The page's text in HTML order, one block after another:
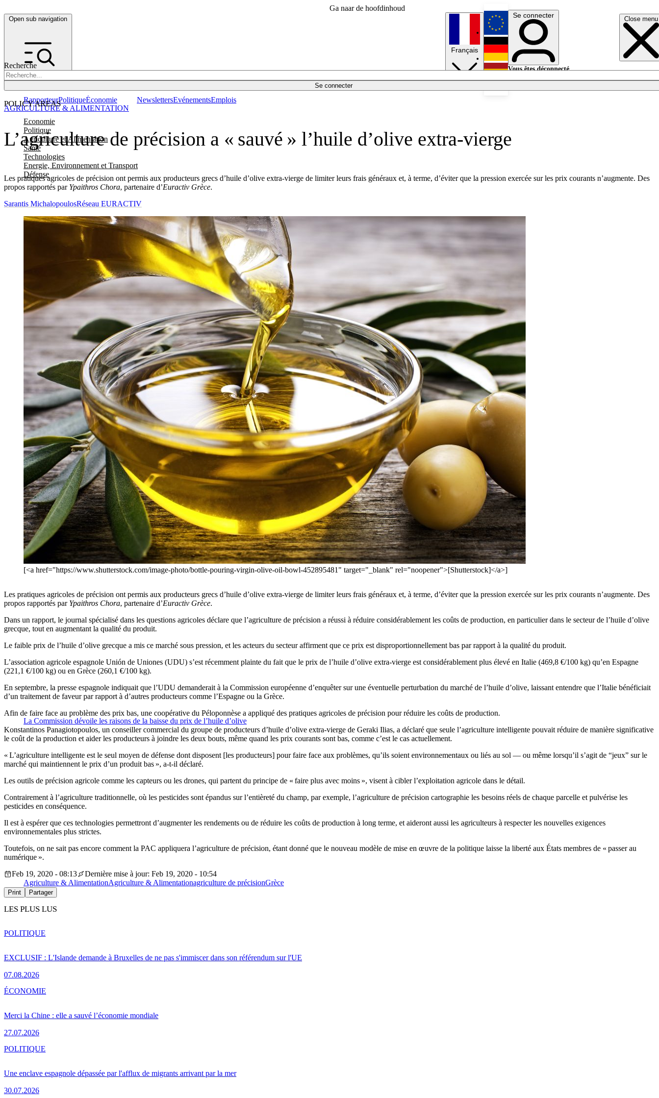
Ga naar de hoofdinhoud
Open sub navigation Close menu
Recherche
Se connecter
POLICY AREAS
Economie
Politique
Agriculture et Alimentation
Santé
Technologies
Energie, Environnement et Transport
Défense
RapporteurPolitiqueÉconomie NewslettersEvénementsEmplois
Français
English
Deutsch
Se connecter
Vous êtes déconnecté.
L’agriculture de précision a « sauvé » l’huile d’olive extra-vierge
Les pratiques agricoles de précision ont permis aux producteurs grecs d’huile d’olive extra-vierge de limiter leurs frais généraux et, à terme, d’éviter que la pression exercée sur les prix courants n’augmente. Des
propos rapportés par Ypaithros Chora, partenaire d’Euractiv Grèce.
AGRICULTURE & ALIMENTATION
Sarantis MichalopoulosRéseau EURACTIV
[<a href="https://www.shutterstock.com/image-photo/bottle-pouring-virgin-olive-oil-bowl-452895481" target="_blank" rel="noopener">[Shutterstock]</a>]
Les pratiques agricoles de précision ont permis aux producteurs grecs d’huile d’olive extra-vierge de limiter leurs frais généraux et, à terme, d’éviter que la pression exercée sur les prix courants n’augmente. Des
propos rapportés par Ypaithros Chora, partenaire d’Euractiv Grèce.
Dans un rapport, le journal spécialisé dans les questions agricoles déclare que l’agriculture de précision a réussi à réduire considérablement les coûts de production, en particulier dans le secteur de l’huile d’olive
grecque, tout en augmentant la qualité du produit.
Le faible prix de l’huile d’olive grecque a mis ce marché sous pression, et les acteurs du secteur affirment que ce prix est disproportionnellement bas par rapport à la qualité du produit.
L’association agricole espagnole Unión de Uniones (UDU) s’est récemment plainte du fait que le prix de l’huile d’olive extra-vierge est considérablement plus élevé en Italie (469,8 €/100 kg) qu’en Espagne
(221,1 €/100 kg) ou en Grèce (260,1 €/100 kg).
En septembre, la presse espagnole indiquait que l’UDU demanderait à la Commission européenne d’enquêter sur une éventuelle perturbation du marché de l’huile d’olive, laissant entendre que l’Italie bénéficiait
d’un traitement de faveur par rapport à d’autres producteurs comme l’Espagne ou la Grèce.
La Commission dévoile les raisons de la baisse du prix de l’huile d’olive
Afin de faire face au problème des prix bas, une coopérative du Péloponnèse a appliqué des pratiques agricoles de précision pour réduire les coûts de production.
Konstantinos Panagiotopoulos, un conseiller commercial du groupe de producteurs d’huile d’olive extra-vierge de Geraki Ilias, a déclaré que seule l’agriculture intelligente pouvait réduire de manière significative
le coût de la production et aider les producteurs à joindre les deux bouts, même quand les prix courants sont bas, comme c’est le cas actuellement.
« L’agriculture intelligente est le seul moyen de défense dont disposent [les producteurs] pour faire face aux problèmes, qu’ils soient environnementaux ou liés au sol — ou même lorsqu’il s’agit de “jeux” sur le
marché qui maintiennent le prix d’un produit bas », a-t-il déclaré.
Les outils de précision agricole comme les capteurs ou les drones, qui partent du principe de « faire plus avec moins », visent à cibler l’exploitation agricole dans le détail.
Contrairement à l’agriculture traditionnelle, où les pesticides sont épandus sur l’entièreté du champ, par exemple, l’agriculture de précision cartographie les besoins réels de chaque parcelle et pulvérise les
pesticides en conséquence.
Il est à espérer que ces technologies permettront d’augmenter les rendements ou de réduire les coûts de production à long terme, et aideront aussi les agriculteurs à respecter les nouvelles exigences
environnementales plus strictes.
Toutefois, on ne sait pas encore comment la PAC appliquera l’agriculture de précision, étant donné que le nouveau modèle de mise en œuvre de la politique laisse la liberté aux États membres de « passer au
numérique ».
Feb 19, 2020 - 08:13
Dernière mise à jour: Feb 19, 2020 - 10:54
Agriculture & AlimentationAgriculture & Alimentationagriculture de précisionGrèce
Print Partager
LES PLUS LUS
EXCLUSIF : L'Islande demande à Bruxelles de ne pas s'immiscer dans son référendum sur l'UE
07.08.2026
POLITIQUE
Merci la Chine : elle a sauvé l’économie mondiale
27.07.2026
ÉCONOMIE
Une enclave espagnole dépassée par l'afflux de migrants arrivant par la mer
30.07.2026
POLITIQUE